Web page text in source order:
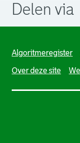
Delen via
Algoritmeregister
Over deze site